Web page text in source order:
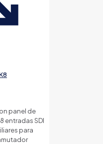
panel de
entradas SDI
para